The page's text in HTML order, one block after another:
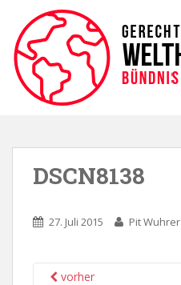
DSCN8138
27. Juli 2015 Pit Wuhrer
vorher